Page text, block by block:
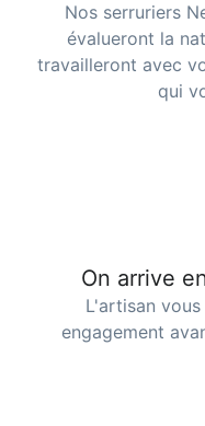
Nos serruriers
évalueront la
travailleront avec
qui
On arrive
L'artisan
engagement